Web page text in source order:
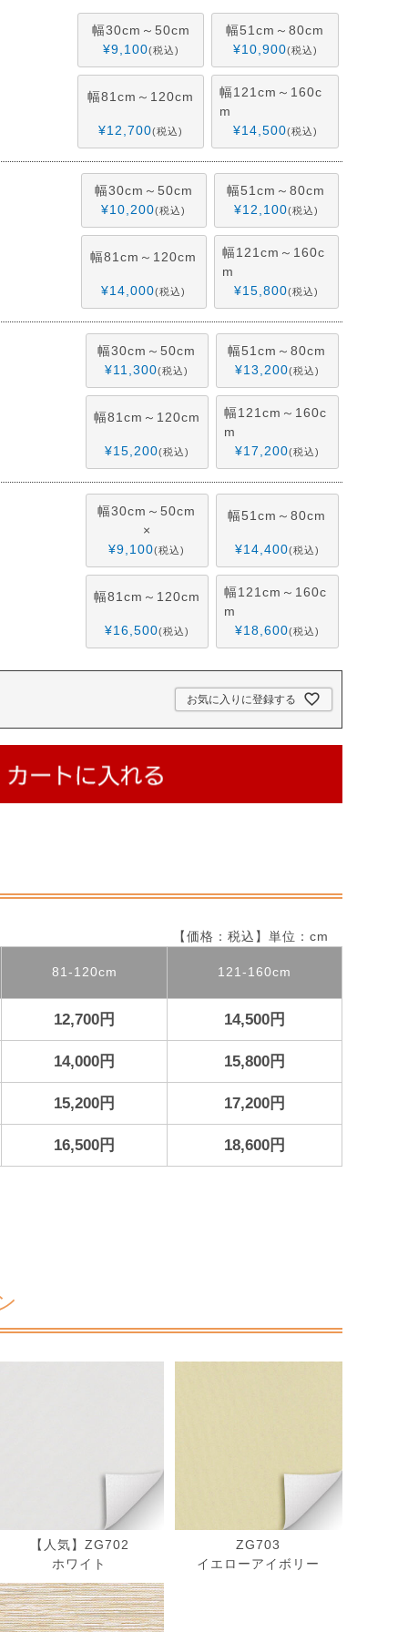
幅30cm～50cm
¥9,100 税込
幅51cm～80cm
¥10,900 税込
幅81cm～120cm
¥12,700 税込
幅121cm～160c
m
¥14,500 税込
幅30cm～50cm
¥10,200 税込
幅51cm～80cm
¥12,100 税込
幅81cm～120cm
¥14,000 税込
幅121cm～160c
m
¥15,800 税込
幅30cm～50cm
¥11,300 税込
幅51cm～80cm
¥13,200 税込
幅81cm～120cm
¥15,200 税込
幅121cm～160c
m
¥17,200 税込
幅30cm～50cm
×
¥9,100 税込
幅51cm～80cm
¥14,400 税込
幅81cm～120cm
¥16,500 税込
幅121cm～160c
m
¥18,600 税込
お気に入りに登録する
【価格：税込】単位：cm
81-120cm 121-160cm
12,700円 14,500円
14,000円 15,800円
15,200円 17,200円
16,500円 18,600円
【人気】ZG702
ホワイト
ZG703
イエローアイボリー